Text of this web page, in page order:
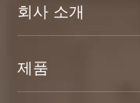
회사 소개
제품